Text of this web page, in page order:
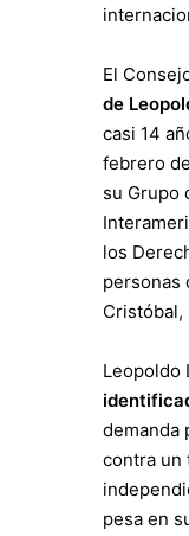
El
de
casi 14
febrero
su Grupo
los
personas
Cristóbal,
Leopoldo
demanda
contra un
pesa en